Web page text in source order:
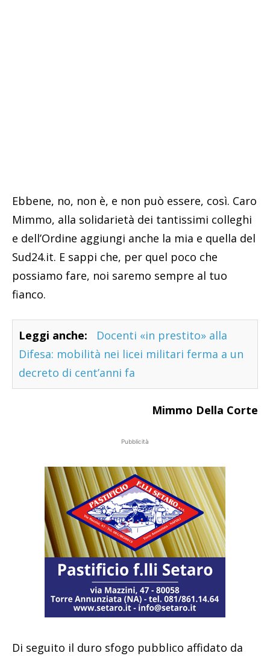
Ebbene, no, non è, e non può essere, così. Caro
Mimmo, alla solidarietà dei tantissimi colleghi
e dell’Ordine aggiungi anche la mia e quella del
Sud24.it. E sappi che, per quel poco che
possiamo fare, noi saremo sempre al tuo
fianco.
Leggi anche:
Docenti «in prestito» alla
Difesa: mobilità nei licei militari ferma a un
decreto di cent’anni fa
Mimmo Della Corte
Pubblicità
Di seguito il duro sfogo pubblico affidato da